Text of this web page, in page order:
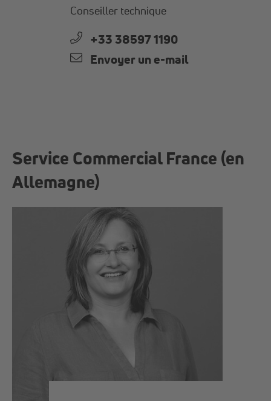
Conseiller technique
+33 38597 1190
Envoyer un e-mail
Service Commercial France (en
Allemagne)